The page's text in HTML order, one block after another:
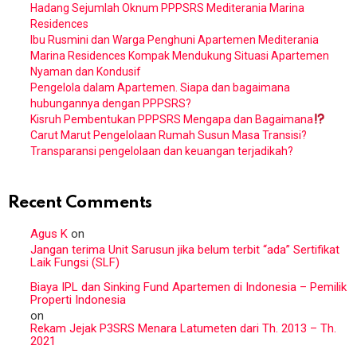
Hadang Sejumlah Oknum PPPSRS Mediterania Marina
Residences
Ibu Rusmini dan Warga Penghuni Apartemen Mediterania
Marina Residences Kompak Mendukung Situasi Apartemen
Nyaman dan Kondusif
Pengelola dalam Apartemen. Siapa dan bagaimana
hubungannya dengan PPPSRS?
Kisruh Pembentukan PPPSRS Mengapa dan Bagaimana
Carut Marut Pengelolaan Rumah Susun Masa Transisi?
Transparansi pengelolaan dan keuangan terjadikah?
Recent Comments
Agus K on
Jangan terima Unit Sarusun jika belum terbit “ada” Sertifikat
Laik Fungsi (SLF)
Biaya IPL dan Sinking Fund Apartemen di Indonesia – Pemilik
Properti Indonesia
on
Rekam Jejak P3SRS Menara Latumeten dari Th. 2013 – Th.
2021